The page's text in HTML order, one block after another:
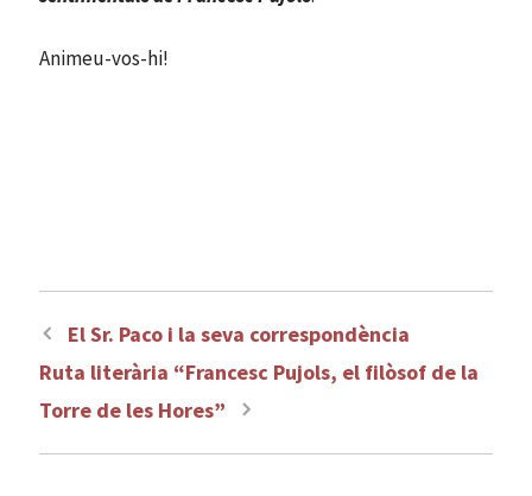
Animeu-vos-hi!
Navegació
per
entrades
El Sr. Paco i la seva correspondència
Ruta literària “Francesc Pujols, el filòsof de la
Torre de les Hores”